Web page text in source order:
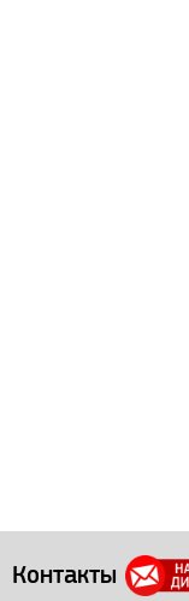
Контакты